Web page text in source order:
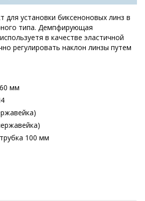
установки биксеноновых линз в
типа. Демпфирующая
в качестве эластичной
регулировать наклон линзы путем
мм
100 мм